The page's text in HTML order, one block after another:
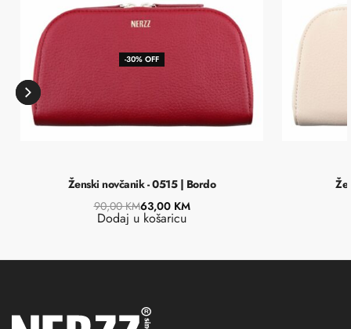
-30% OFF
Ženski novčanik - 0515 | Bordo
90,00KM63,00 KM
Dodaj u košaricu